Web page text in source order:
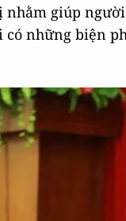
giúp
những biện